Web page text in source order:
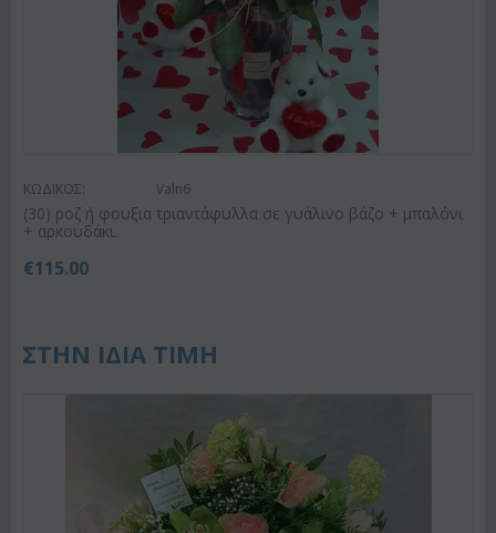
ΚΩΔΙΚΟΣ: Valn6
(30) ροζ ή φουξια τριαντάφυλλα σε γυάλινο βάζο + μπαλόνι
+ αρκουδάκι.
€115.00
ΣΤΗΝ ΙΔΙΑ ΤΙΜΗ